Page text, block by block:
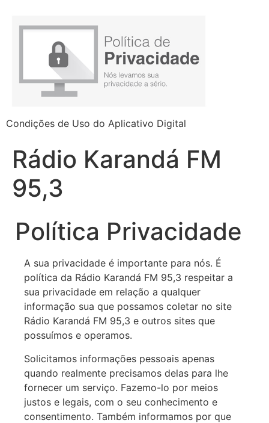
Condições de Uso do Aplicativo Digital
Rádio Karandá FM
95,3
Política Privacidade
A sua privacidade é importante para nós. É
política da Rádio Karandá FM 95,3 respeitar a
sua privacidade em relação a qualquer
informação sua que possamos coletar no site
Rádio Karandá FM 95,3 e outros sites que
possuímos e operamos.
Solicitamos informações pessoais apenas
quando realmente precisamos delas para lhe
fornecer um serviço. Fazemo-lo por meios
justos e legais, com o seu conhecimento e
consentimento. Também informamos por que